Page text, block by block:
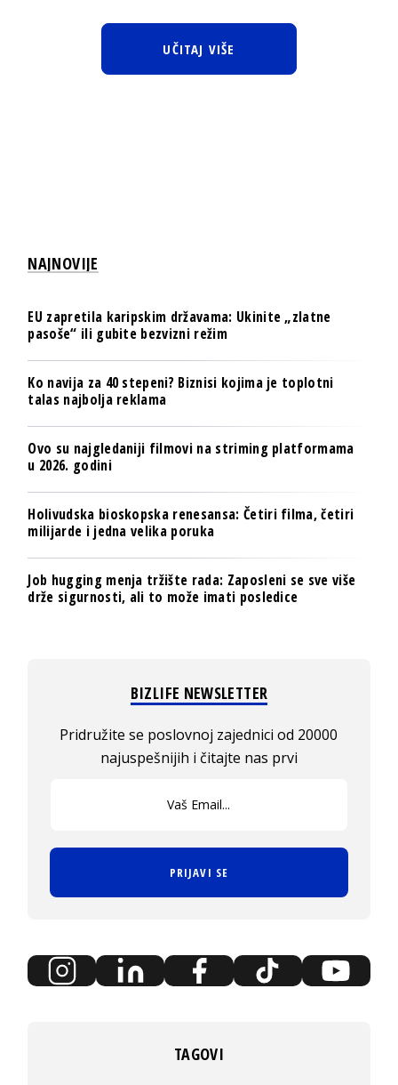
UČITAJ VIŠE
NAJNOVIJE
EU zapretila karipskim državama: Ukinite „zlatne
pasoše“ ili gubite bezvizni režim
Ko navija za 40 stepeni? Biznisi kojima je toplotni
talas najbolja reklama
Ovo su najgledaniji filmovi na striming platformama
u 2026. godini
Holivudska bioskopska renesansa: Četiri filma, četiri
milijarde i jedna velika poruka
Job hugging menja tržište rada: Zaposleni se sve više
drže sigurnosti, ali to može imati posledice
BIZLIFE NEWSLETTER
Pridružite se poslovnoj zajednici od 20000
najuspešnijih i čitajte nas prvi
PRIJAVI SE
TAGOVI